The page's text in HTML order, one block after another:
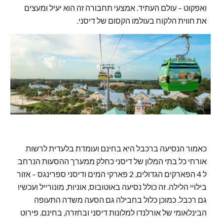
ואפקוט – עולם העתיד. אמצעי תחבורה זה הוא יעיל ומעצים
את חווית הלקוח בעולמו הקסום של דיסני.
כאמור הנסיעה ברכבל היא בחינם ועומדת בלעדית לרשות
אורחי כל בתי המלון של דיסני כחלק ממערך ההסעות הנרחב
ל 4 הפארקים הגדולים, 2 פארקי המים ודיסני ספרינגס – אזור
בילויי הלילה. זה כולל נסיעה באוטובוס, אוניות, מונורייל ועכשיו
גם רכבל. כמוכן כלול בחבילה גם הסעה משדה התעופה
הבינלאומי של אורלנדו למלונות דיסני ובחזרה, בחינם. פירוט